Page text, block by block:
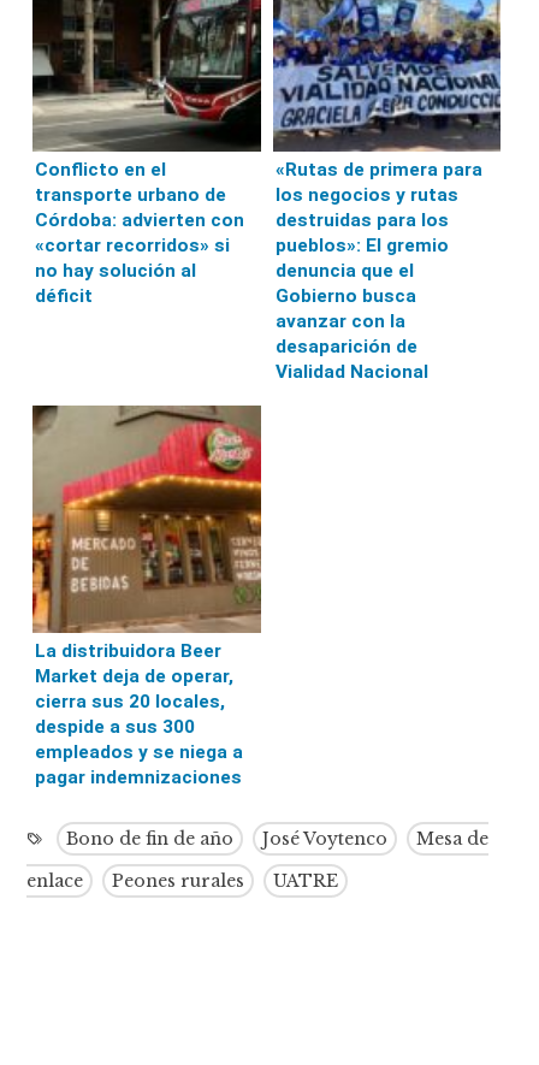
Conflicto en el
transporte urbano de
Córdoba: advierten con
«cortar recorridos» si
no hay solución al
déficit
«Rutas de primera para
los negocios y rutas
destruidas para los
pueblos»: El gremio
denuncia que el
Gobierno busca
avanzar con la
desaparición de
Vialidad Nacional
La distribuidora Beer
Market deja de operar,
cierra sus 20 locales,
despide a sus 300
empleados y se niega a
pagar indemnizaciones
Bono de fin de año José Voytenco
Mesa de
enlace
Peones rurales UATRE